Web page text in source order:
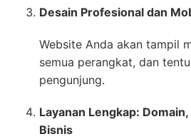
Desain Profesional dan
Website Anda akan tampil
semua perangkat, dan
pengunjung.
Layanan Lengkap:
Bisnis